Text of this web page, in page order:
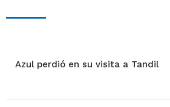
Azul perdió en su visita a Tandil